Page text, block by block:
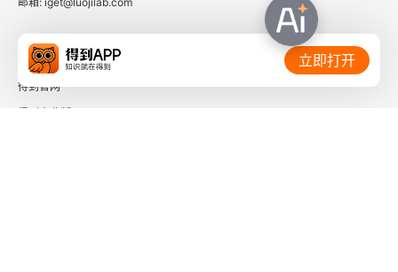
相关链接：
得到官网
立即打开